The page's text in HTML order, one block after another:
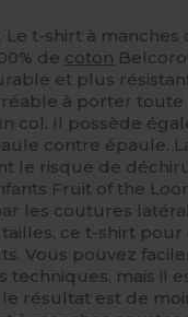
Le t-shirt à
de coton
et plus
à porter toute
col. Il possède
contre épaule.
le risque de
Fruit of the
les coutures
ce t-shirt pour
Vous pouvez
techniques, mais il
résultat est de